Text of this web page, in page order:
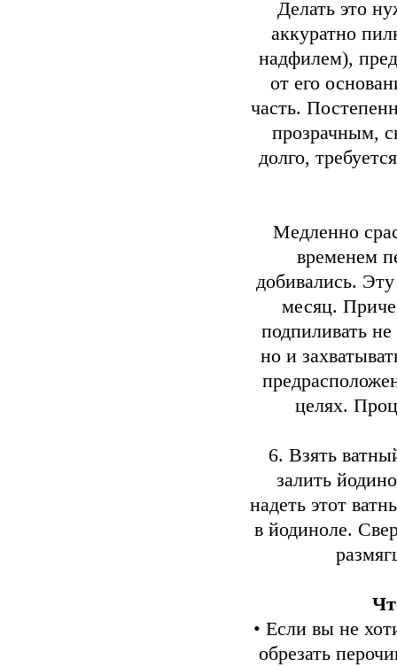
Делать это
аккуратно
надфилем),
от его
часть.
прозрачным,
долго,
Медленно
временем
добивались.
месяц.
подпиливать
но и
целях.
6. Взять
залить
надеть этот
в йодиноле.
• Eсли вы не
обрезать